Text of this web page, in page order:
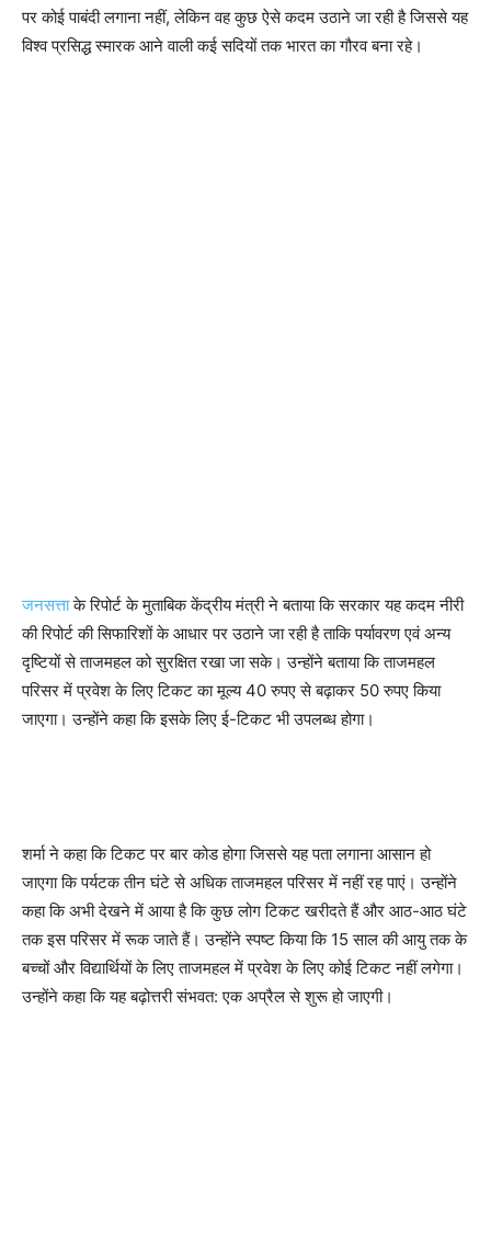
पर कोई पाबंदी लगाना नहीं, लेकिन वह कुछ ऐसे कदम उठाने जा रही है जिससे यह
विश्व प्रसिद्ध स्मारक आने वाली कई सदियों तक भारत का गौरव बना रहे।
जनसत्ताके रिपोर्ट के मुताबिक केंद्रीय मंत्री ने बताया कि सरकार यह कदम नीरी
की रिपोर्ट की सिफारिशों के आधार पर उठाने जा रही है ताकि पर्यावरण एवं अन्य
दृष्टियों से ताजमहल को सुरक्षित रखा जा सके। उन्होंने बताया कि ताजमहल
परिसर में प्रवेश के लिए टिकट का मूल्य 40 रुपए से बढ़ाकर 50 रुपए किया
जाएगा। उन्होंने कहा कि इसके लिए ई-टिकट भी उपलब्ध होगा।
शर्मा ने कहा कि टिकट पर बार कोड होगा जिससे यह पता लगाना आसान हो
जाएगा कि पर्यटक तीन घंटे से अधिक ताजमहल परिसर में नहीं रह पाएं। उन्होंने
कहा कि अभी देखने में आया है कि कुछ लोग टिकट खरीदते हैं और आठ-आठ घंटे
तक इस परिसर में रूक जाते हैं। उन्होंने स्पष्ट किया कि 15 साल की आयु तक के
बच्चों और विद्यार्थियों के लिए ताजमहल में प्रवेश के लिए कोई टिकट नहीं लगेगा।
उन्होंने कहा कि यह बढ़ोत्तरी संभवत: एक अप्रैल से शुरू हो जाएगी।